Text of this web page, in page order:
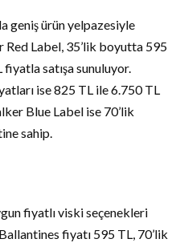
geniş ürün yelpazesiyle
Label, 35’lik boyutta 595
satışa sunuluyor.
ise 825 TL ile 6.750 TL
Blue Label ise 70’lik
sahip.
fiyatlı viski seçenekleri
fiyatı 595 TL, 70’lik